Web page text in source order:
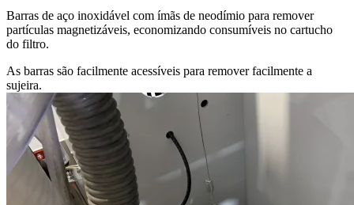
Barras de aço inoxidável com ímãs de neodímio para remover
partículas magnetizáveis, economizando consumíveis no cartucho
do filtro.
As barras são facilmente acessíveis para remover facilmente a
sujeira.